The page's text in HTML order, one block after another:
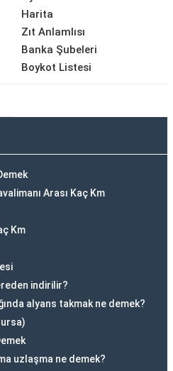
Harita
Zıt Anlamlısı
Banka Şubeleri
Boykot Listesi
Arası Kaç Km
Km
indirilir?
alyans takmak ne demek?
uzlaşma ne demek?